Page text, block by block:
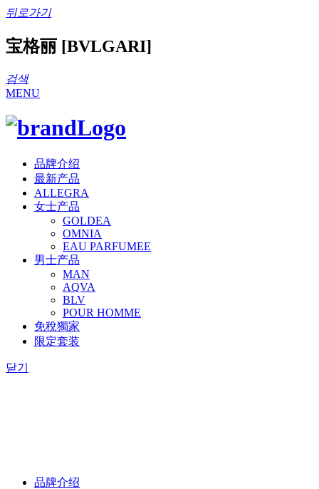
뒤로가기
宝格丽 [BVLGARI]
검색
MENU
品牌介绍
最新产品
ALLEGRA
女士产品
GOLDEA
OMNIA
EAU PARFUMEE
男士产品
MAN
AQVA
BLV
POUR HOMME
免稅獨家
限定套装
닫기
品牌介绍